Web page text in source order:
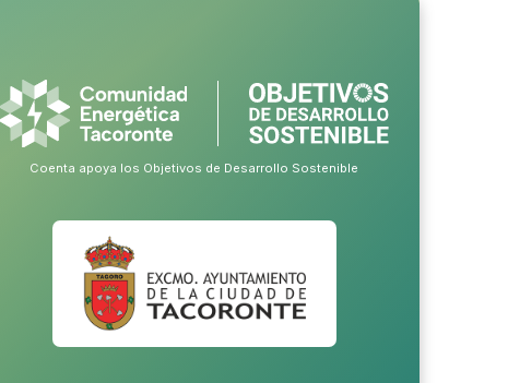
Coenta apoya los Objetivos de Desarrollo Sostenible